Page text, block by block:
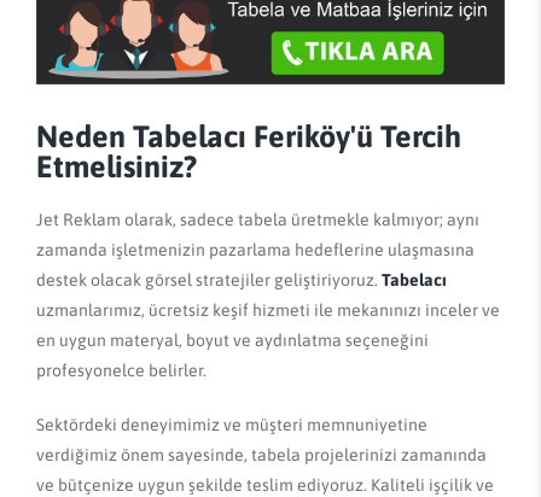
Neden Tabelacı Feriköy'ü Tercih
Etmelisiniz?
Jet Reklam olarak, sadece tabela üretmekle kalmıyor; aynı
zamanda işletmenizin pazarlama hedeflerine ulaşmasına
destek olacak görsel stratejiler geliştiriyoruz. Tabelacı
uzmanlarımız, ücretsiz keşif hizmeti ile mekanınızı inceler ve
en uygun materyal, boyut ve aydınlatma seçeneğini
profesyonelce belirler.
Sektördeki deneyimimiz ve müşteri memnuniyetine
verdiğimiz önem sayesinde, tabela projelerinizi zamanında
ve bütçenize uygun şekilde teslim ediyoruz. Kaliteli işçilik ve